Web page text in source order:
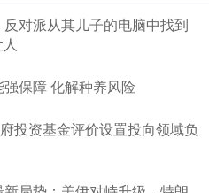
对派从其儿子的电脑中找到
保障 化解种养风险
投资基金评价设置投向领域负